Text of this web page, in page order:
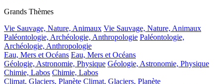
Grands Thèmes
Vie Sauvage, Nature, Animaux Vie Sauvage, Nature, Animaux
Paléontologie, Archéologie, Anthropologie Paléontologie,
Archéologie, Anthropologie
Eau, Mers et Océans Eau, Mers et Océans
Géologie, Astronomie, Physique Géologie, Astronomie, Physique
Chimie, Labos Chimie, Labos
Climat, Glaciers, Planète Climat, Glaciers, Planète